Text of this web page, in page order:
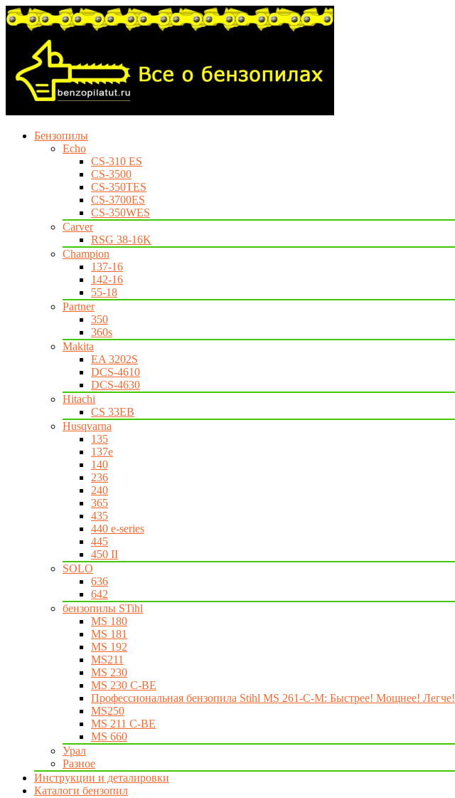
Бензопилы
Echo
CS-310 ES
CS-3500
CS-350TES
CS-3700ES
CS-350WES
Carver
RSG 38-16K
Champion
137-16
142-16
55-18
Partner
350
360s
Makita
EA 3202S
DCS-4610
DCS-4630
Hitachi
CS 33EB
Husqvarna
135
137e
140
236
240
365
435
440 e-series
445
450 II
SOLO
636
642
бензопилы STihl
MS 180
MS 181
MS 192
MS211
MS 230
MS 230 C-BE
Профессиональная бензопила Stihl MS 261-C-M: Быстрее! Мощнее! Легче!
MS250
MS 211 C-BE
MS 660
Урал
Разное
Инструкции и деталировки
Каталоги бензопил